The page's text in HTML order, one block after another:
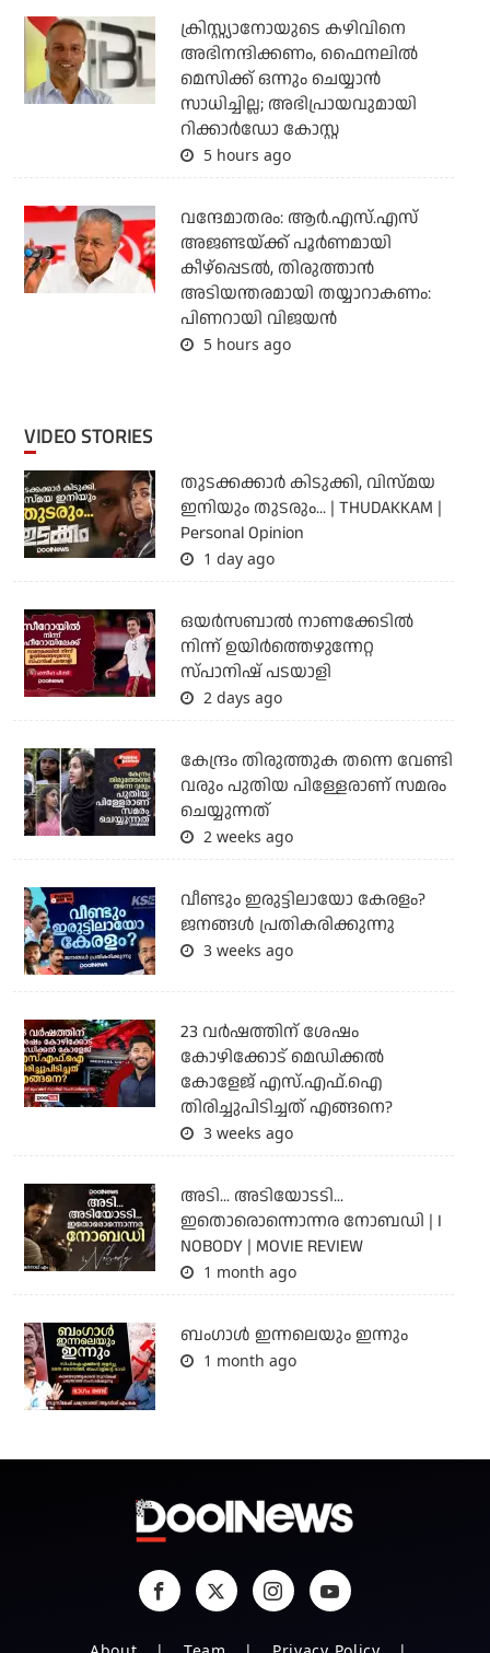
ക്രിസ്റ്റ്യാനോയുടെ കഴിവിനെ
അഭിനന്ദിക്കണം, ഫൈനലില്‍
മെസിക്ക് ഒന്നും ചെയ്യാന്‍
സാധിച്ചില്ല; അഭിപ്രായവുമായി
റിക്കാര്‍ഡോ കോസ്റ്റ
5 hours ago
വന്ദേമാതരം: ആര്‍.എസ്.എസ്
അജണ്ടയ്ക്ക് പൂര്‍ണമായി
കീഴ്‌പ്പെടല്‍, തിരുത്താന്‍
അടിയന്തരമായി തയ്യാറാകണം:
പിണറായി വിജയന്‍
5 hours ago
VIDEO STORIES
തുടക്കക്കാര്‍ കിടുക്കി, വിസ്മയ
ഇനിയും തുടരും... | THUDAKKAM |
Personal Opinion
1 day ago
ഒയര്‍സബാൽ നാണക്കേടിൽ
നിന്ന് ഉയിർത്തെഴുന്നേറ്റ
സ്പാനിഷ് പടയാളി
2 days ago
കേന്ദ്രം തിരുത്തുക തന്നെ വേണ്ടി
വരും പുതിയ പിള്ളേരാണ് സമരം
ചെയ്യുന്നത്
2 weeks ago
വീണ്ടും ഇരുട്ടിലായോ കേരളം?
ജനങ്ങൾ പ്രതികരിക്കുന്നു
3 weeks ago
23 വർഷത്തിന് ശേഷം
കോഴിക്കോട് മെഡിക്കൽ
കോളേജ് എസ്.എഫ്.ഐ
തിരിച്ചുപിടിച്ചത് എങ്ങനെ?
3 weeks ago
അടി... അടിയോടടി...
ഇതൊരൊന്നൊന്നര നോബഡി | I
NOBODY | MOVIE REVIEW
1 month ago
ബംഗാള്‍ ഇന്നലെയും ഇന്നും
1 month ago